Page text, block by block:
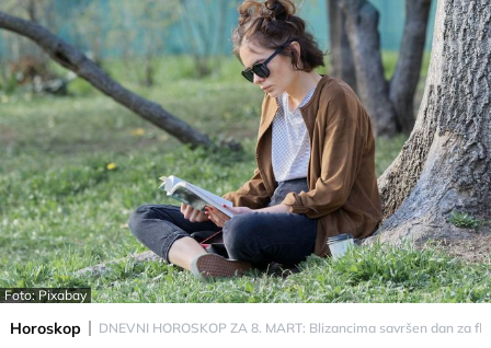
Foto: Pixabay
Horoskop DNEVNI HOROSKOP ZA 8. MART: Blizancima savršen dan za